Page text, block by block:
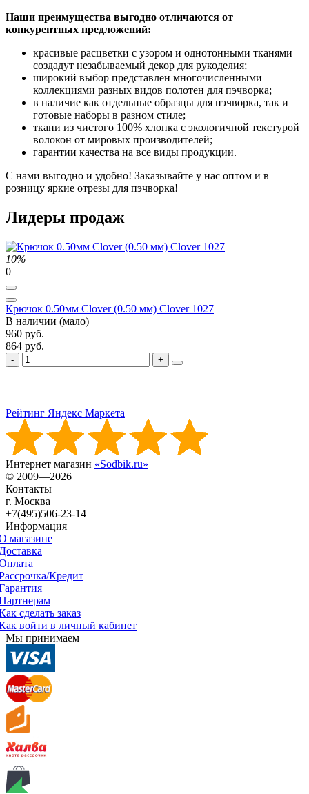
Наши преимущества выгодно отличаются от
конкурентных предложений:
красивые расцветки с узором и однотонными тканями
создадут незабываемый декор для рукоделия;
широкий выбор представлен многочисленными
коллекциями разных видов полотен для пэчворка;
в наличие как отдельные образцы для пэчворка, так и
готовые наборы в разном стиле;
ткани из чистого 100% хлопка с экологичной текстурой
волокон от мировых производителей;
гарантии качества на все виды продукции.
С нами выгодно и удобно! Заказывайте у нас оптом и в
розницу яркие отрезы для пэчворка!
Лидеры продаж
10%
0
Крючок 0.50мм Clover (0.50 мм) Clover 1027
В наличии (мало)
960 руб.
864 руб.
Рейтинг Яндекс Маркета
Интернет магазин «Sodbik.ru»
© 2009—2026
Контакты
г. Москва
+7(495)506-23-14
Информация
магазине
Кредит
сделать заказ
войти в личный кабинет
Мы принимаем